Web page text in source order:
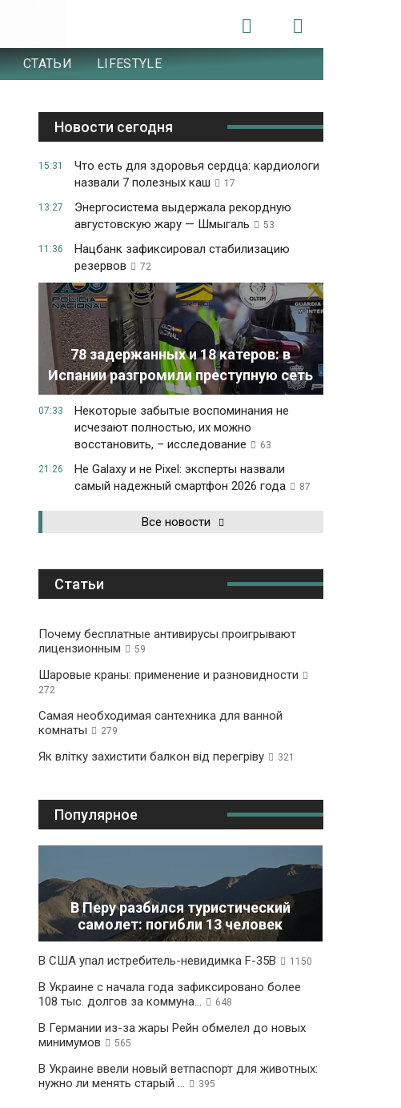
СТАТЬИ LIFESTYLE
Новости сегодня
15:31
Что есть для здоровья сердца: кардиологи
назвали 7 полезных каш
17
13:27
Энергосистема выдержала рекордную
августовскую жару — Шмыгаль
53
11:36
Нацбанк зафиксировал стабилизацию
резервов
72
78 задержанных и 18 катеров: в
Испании разгромили преступную сеть
07:33
Некоторые забытые воспоминания не
исчезают полностью, их можно
восстановить, – исследование
63
21:26
Не Galaxy и не Pixel: эксперты назвали
самый надежный смартфон 2026 года
87
Все новости
Статьи
Почему бесплатные антивирусы проигрывают
лицензионным
59
Шаровые краны: применение и разновидности
272
Самая необходимая сантехника для ванной
комнаты
279
Як влітку захистити балкон від перегріву 321
Популярное
В Перу разбился туристический
самолет: погибли 13 человек
В США упал истребитель-невидимка F-35B 1150
В Украине с начала года зафиксировано более
108 тыс. долгов за коммуна...
648
В Германии из-за жары Рейн обмелел до новых
минимумов
565
В Украине ввели новый ветпаспорт для животных:
нужно ли менять старый ...
395